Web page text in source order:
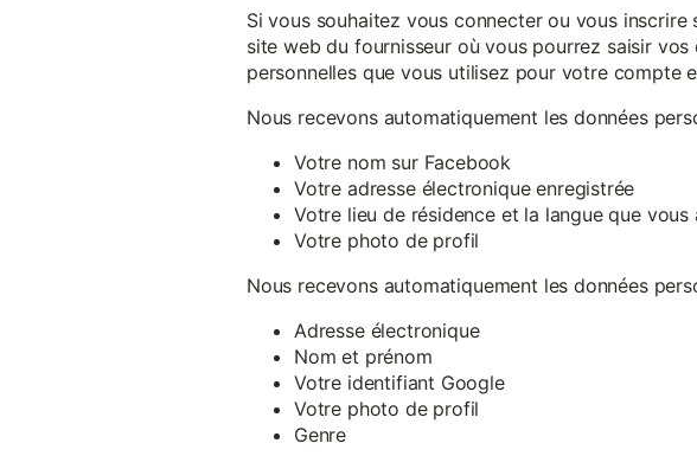
Si vous souhaitez vous connecter ou vous
site web du fournisseur où vous pourrez saisir
personnelles que vous utilisez pour votre
Nous recevons automatiquement les données
Votre nom sur Facebook
Votre adresse électronique enregistrée
Votre lieu de résidence et la langue que vous
Votre photo de profil
Nous recevons automatiquement les données
Adresse électronique
Nom et prénom
Votre identifiant Google
Votre photo de profil
Genre